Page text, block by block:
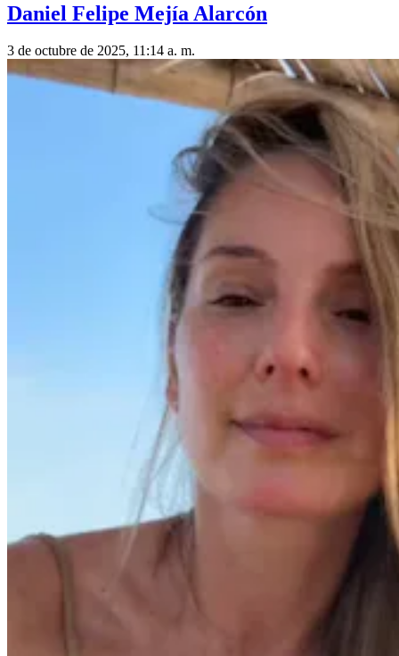
Daniel Felipe Mejía Alarcón
3 de octubre de 2025, 11:14 a. m.